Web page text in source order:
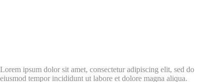
Lorem ipsum dolor sit amet, consectetur adipiscing elit, sed do
eiusmod tempor incididunt ut labore et dolore magna aliqua.